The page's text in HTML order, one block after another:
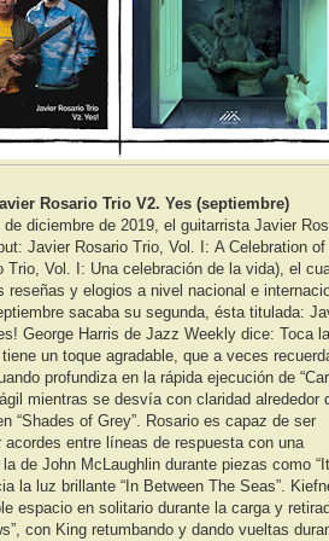
Rosario Trio V2. Yes (septiembre)
de diciembre de 2019, el guitarrista Javier
Javier Rosario Trio, Vol. I: A Celebration of
Trio, Vol. I: Una celebración de la vida), el
reseñas y elogios a nivel nacional e
sacaba su segunda, ésta titulada:
George Harris de Jazz Weekly dice: Toca la
un toque agradable, que a veces
profundiza en la rápida ejecución de
mientras se desvía con claridad alrededor
“Shades of Grey”. Rosario es capaz de ser
entre líneas de respuesta con una
de John McLaughlin durante piezas como
la luz brillante “In Between The Seas”.
espacio en solitario durante la carga y
con King retumbando y dando vueltas